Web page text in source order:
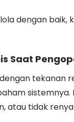
dengan
Saat
tekanan
sistemnya.
atau tidak